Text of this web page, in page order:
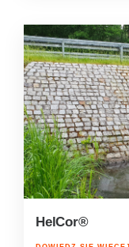
HelCor®